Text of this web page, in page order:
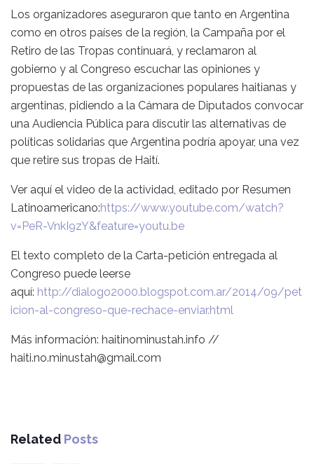
Los organizadores aseguraron que tanto en Argentina
como en otros países de la región, la Campaña por el
Retiro de las Tropas continuará, y reclamaron al
gobierno y al Congreso escuchar las opiniones y
propuestas de las organizaciones populares haitianas y
argentinas, pidiendo a la Cámara de Diputados convocar
una Audiencia Pública para discutir las alternativas de
políticas solidarias que Argentina podría apoyar, una vez
que retire sus tropas de Haití.
Ver aquí el video de la actividad, editado por Resumen
Latinoamericano:https://www.youtube.com/watch?
v=PeR-VnkI9zY&feature=youtu.be
El texto completo de la Carta-petición entregada al
Congreso puede leerse
aquí: http://dialogo2000.blogspot.com.ar/2014/09/pet
icion-al-congreso-que-rechace-enviar.html
Más información: haitinominustah.info //
haiti.no.minustah@gmail.com
Related Posts